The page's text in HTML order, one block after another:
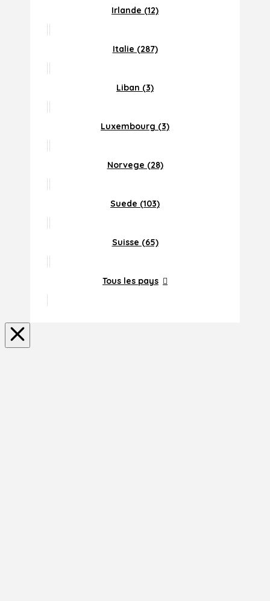
Irlande (12)
Italie (287)
Liban (3)
Luxembourg (3)
Norvege (28)
Suede (103)
Suisse (65)
Tous les pays